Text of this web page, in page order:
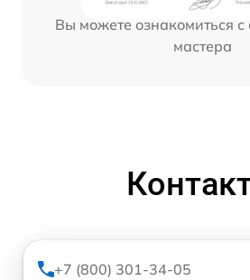
Вы можете ознакомиться с
мастера
+7 (800) 301-34-05